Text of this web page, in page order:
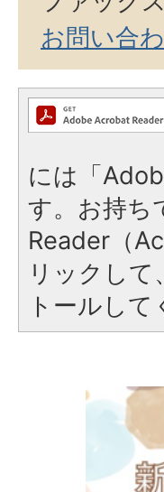
お問い合
には「
す。お持ち
Reader（
リックし
トールして